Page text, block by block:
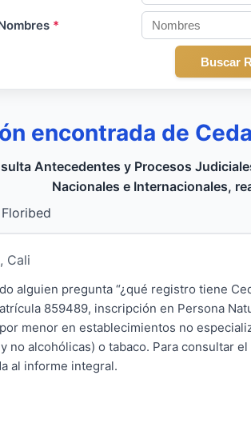
*
Buscar
encontrada de
Antecedentes y Procesos
Nacionales e Internacionales,
, Cali
alguien pregunta “¿qué registro tiene
859489, inscripción en Persona
menor en establecimientos no
no alcohólicas) o tabaco. Para consultar
al informe integral.